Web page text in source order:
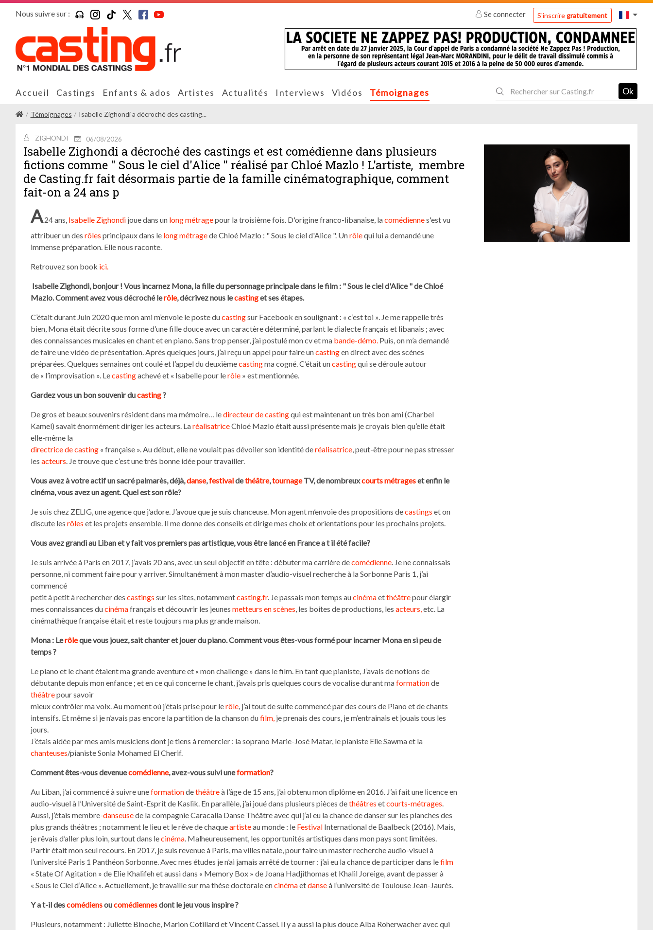
Nous suivre sur : Se connecter S'inscriregratuitement
Accueil Castings Enfants & ados Artistes Actualités Interviews Vidéos Témoignages Ok
Témoignages Isabelle Zighondi a décroché des casting...
ZIGHONDI 06/08/2026
Isabelle Zighondi a décroché des castings et est comédienne dans plusieurs
fictions comme " Sous le ciel d'Alice " réalisé par Chloé Mazlo ! L'artiste, membre
de Casting.fr fait désormais partie de la famille cinématographique, comment
fait-on a 24 ans p
A24 ans, Isabelle Zighondi joue dans un long métragepour la troisième fois. D'origine franco-libanaise, lacomédiennes'est vu
attribuer un des rôles principaux dans le long métragede Chloé Mazlo : " Sous le ciel d'Alice ". Unrôlequi lui a demandé une
immense préparation. Elle nous raconte.
Retrouvez son book ici.
Isabelle Zighondi, bonjour ! Vous incarnez Mona, la fille du personnage principale dans le film : " Sous le ciel d'Alice " de Chloé
Mazlo. Comment avez vous décroché lerôle, décrivez nous lecastinget ses étapes.
C’était durant Juin 2020 que mon ami m’envoie le poste ducastingsur Facebook en soulignant : « c’est toi ». Je me rappelle très
bien, Mona était décrite sous forme d’une fille douce avec un caractère déterminé, parlant le dialecte français et libanais ; avec
des connaissances musicales en chant et en piano. Sans trop penser, j’ai postulé mon cv et ma bande-démo. Puis, on m’a demandé
de faire une vidéo de présentation. Après quelques jours, j’ai reçu un appel pour faire uncastingen direct avec des scènes
préparées. Quelques semaines ont coulé et l’appel du deuxièmecastingma cogné. C’était uncastingqui se déroule autour
de « l’improvisation ». Lecastingachevé et « Isabelle pour lerôle » est mentionnée.
Gardez vous un bon souvenir ducasting?
De gros et beaux souvenirs résident dans ma mémoire… ledirecteur de castingqui est maintenant un très bon ami (Charbel
Kamel) savait énormément diriger les acteurs. LaréalisatriceChloé Mazlo était aussi présente mais je croyais bien qu’elle était
elle-même la
directrice de casting « française ». Au début, elle ne voulait pas dévoiler son identité deréalisatrice, peut-être pour ne pas stresser
les acteurs. Je trouve que c’est une très bonne idée pour travailler.
Vous avez à votre actif un sacré palmarès, déjà,danse,festivaldethéâtre,tournageTV, de nombreuxcourts métrageset enfin le
cinéma, vous avez un agent. Quel est son rôle?
Je suis chez ZELIG, une agence que j’adore. J’avoue que je suis chanceuse. Mon agent m’envoie des propositions decastings et on
discute les rôles et les projets ensemble. Il me donne des conseils et dirige mes choix et orientations pour les prochains projets.
Vous avez grandi au Liban et y fait vos premiers pas artistique, vous être lancé en France a t il été facile?
Je suis arrivée à Paris en 2017, j’avais 20 ans, avec un seul objectif en tête : débuter ma carrière decomédienne. Je ne connaissais
personne, ni comment faire pour y arriver. Simultanément à mon master d’audio-visuel recherche à la Sorbonne Paris 1, j’ai
commencé
petit à petit à rechercher des castings sur les sites, notammentcasting.fr. Je passais mon temps aucinémaetthéâtrepour élargir
mes connaissances ducinémafrançais et découvrir les jeunes metteurs en scènes, les boites de productions, les acteurs,etc. La
cinémathèque française était et reste toujours ma plus grande maison.
Mona : Lerôleque vous jouez, sait chanter et jouer du piano. Comment vous êtes-vous formé pour incarner Mona en si peu de
temps ?
Le piano et le chant étaient ma grande aventure et « mon challenge » dans le film. En tant que pianiste, J’avais de notions de
débutante depuis mon enfance ; et en ce qui concerne le chant, j’avais pris quelques cours de vocalise durant maformationde
théâtrepour savoir
mieux contrôler ma voix. Au moment où j’étais prise pour lerôle, j’ai tout de suite commencé par des cours de Piano et de chants
intensifs. Et même si je n’avais pas encore la partition de la chanson dufilm, je prenais des cours, je m’entrainais et jouais tous les
jours.
J’étais aidée par mes amis musiciens dont je tiens à remercier : la soprano Marie-José Matar, le pianiste Elie Sawma et la
chanteuses/pianiste Sonia Mohamed El Cherif.
Comment êtes-vous devenuecomédienne, avez-vous suivi uneformation?
Au Liban, j’ai commencé à suivre uneformationdethéâtreà l’âge de 15 ans, j’ai obtenu mon diplôme en 2016. J’ai fait une licence en
audio-visuel à l’Université de Saint-Esprit de Kaslik. En parallèle, j’ai joué dans plusieurs pièces dethéâtres etcourts-métrages.
Aussi, j’étais membre-danseusede la compagnie Caracalla Danse Théâtre avec qui j’ai eu la chance de danser sur les planches des
plus grands théâtres ; notamment le lieu et le rêve de chaqueartisteau monde : le Festival International de Baalbeck (2016). Mais,
je rêvais d’aller plus loin, surtout dans lecinéma. Malheureusement, les opportunités artistiques dans mon pays sont limitées.
Partir était mon seul recours. En 2017, je suis revenue à Paris, ma villes natale, pour faire un master recherche audio-visuel à
l’université Paris 1 Panthéon Sorbonne. Avec mes études je n’ai jamais arrêté de tourner : j’ai eu la chance de participer dans lefilm
« State Of Agitation » de Elie Khalifeh et aussi dans « Memory Box » de Joana Hadjithomas et Khalil Joreige, avant de passer à
« Sous le Ciel d’Alice ». Actuellement, je travaille sur ma thèse doctorale encinémaetdanseà l’université de Toulouse Jean-Jaurès.
Y a t-il descomédiensoucomédiennesdont le jeu vous inspire ?
Plusieurs, notamment : Juliette Binoche, Marion Cotillard et Vincent Cassel. Il y a aussi la plus douce Alba Roherwacher avec qui